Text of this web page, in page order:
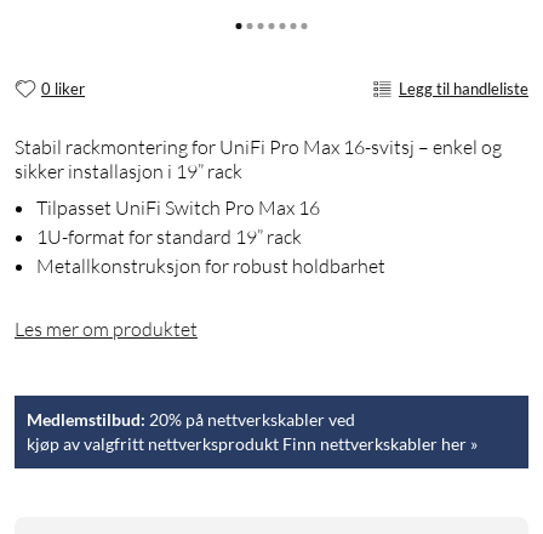
0 liker Legg til handleliste
Stabil rackmontering for UniFi Pro Max 16-svitsj – enkel og
sikker installasjon i 19” rack
Tilpasset UniFi Switch Pro Max 16
1U-format for standard 19” rack
Metallkonstruksjon for robust holdbarhet
Les mer om produktet
Medlemstilbud: 20% på nettverkskabler ved
kjøp av valgfritt nettverksprodukt Finn nettverkskabler her »